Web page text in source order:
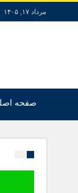
مرداد ۱۷, ۱۴۰۵
صفحه